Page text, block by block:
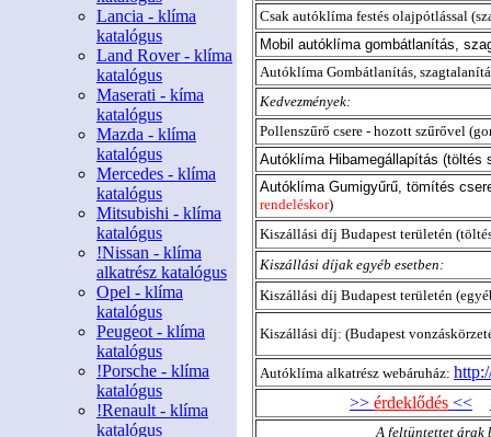
Lancia - klíma
katalógus
Land Rover - klíma
katalógus
Maserati - kíma
katalógus
Mazda - klíma
katalógus
Mercedes - klíma
katalógus
Mitsubishi - klíma
katalógus
!Nissan - klíma
alkatrész katalógus
Opel - klíma
katalógus
Peugeot - klíma
katalógus
!Porsche - klíma
katalógus
!Renault - klíma
katalógus
Csak autóklíma festés olajpótlással
Mobil autóklíma gombátlanítás,
Autóklíma Gombátlanítás,
Kedvezmények:
Pollenszűrő csere - hozott szűrővel
Autóklíma Hibamegállapítás (töltés
Autóklíma Gumigyűrű, tömítés
rendeléskor)
Kiszállási díj Budapest területén
Kiszállási díjak egyéb esetben:
Kiszállási díj Budapest területén
Kiszállási díj: (Budapest
Autóklíma alkatrész webáruház:
>> érdeklődés <<
A feltüntettet árak